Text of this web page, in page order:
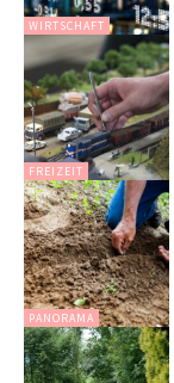
WIRTSCHAFT
FREIZEIT
PANORAMA